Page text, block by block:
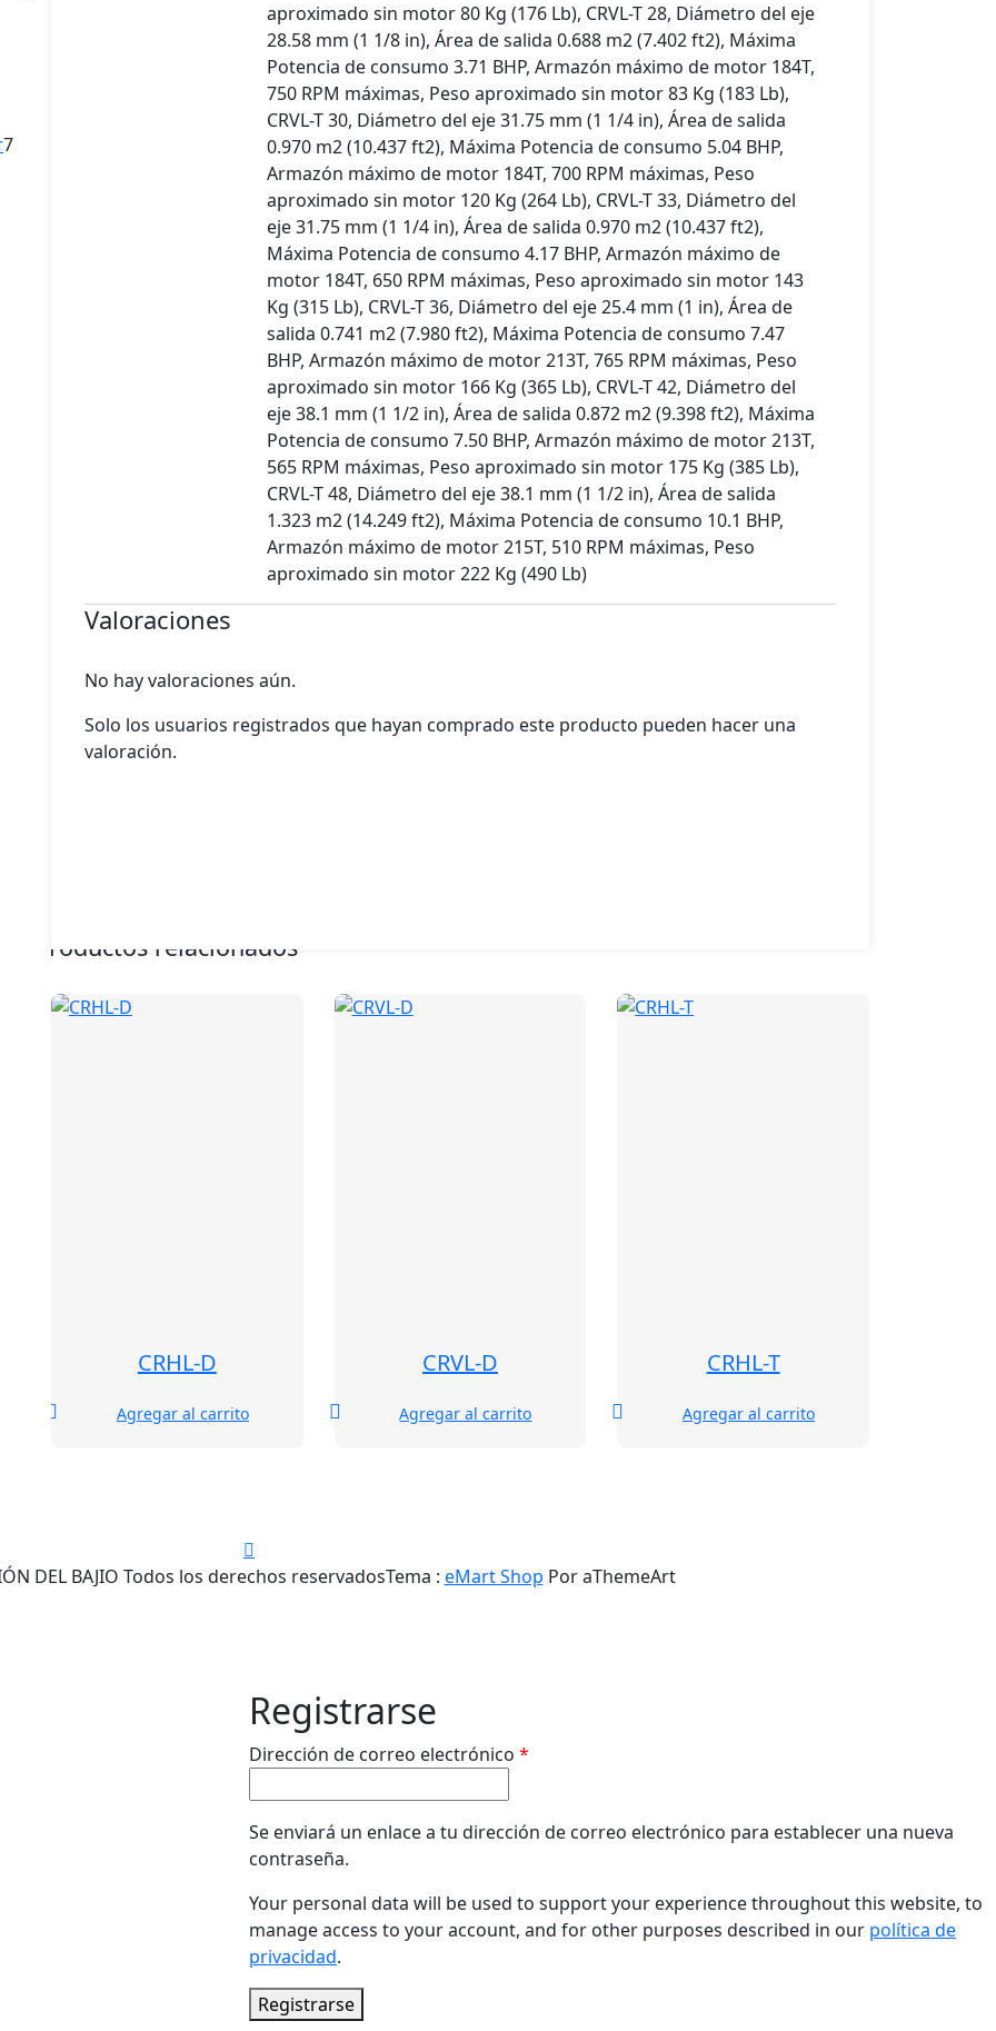
aproximado sin motor 80 Kg (176 Lb), CRVL-T 28, Diámetro del eje
28.58 mm (1 1/8 in), Área de salida 0.688 m2 (7.402 ft2), Máxima
Potencia de consumo 3.71 BHP, Armazón máximo de motor 184T,
750 RPM máximas, Peso aproximado sin motor 83 Kg (183 Lb),
CRVL-T 30, Diámetro del eje 31.75 mm (1 1/4 in), Área de salida
0.970 m2 (10.437 ft2), Máxima Potencia de consumo 5.04 BHP,
Armazón máximo de motor 184T, 700 RPM máximas, Peso
aproximado sin motor 120 Kg (264 Lb), CRVL-T 33, Diámetro del
eje 31.75 mm (1 1/4 in), Área de salida 0.970 m2 (10.437 ft2),
Máxima Potencia de consumo 4.17 BHP, Armazón máximo de
motor 184T, 650 RPM máximas, Peso aproximado sin motor 143
Kg (315 Lb), CRVL-T 36, Diámetro del eje 25.4 mm (1 in), Área de
salida 0.741 m2 (7.980 ft2), Máxima Potencia de consumo 7.47
BHP, Armazón máximo de motor 213T, 765 RPM máximas, Peso
aproximado sin motor 166 Kg (365 Lb), CRVL-T 42, Diámetro del
eje 38.1 mm (1 1/2 in), Área de salida 0.872 m2 (9.398 ft2), Máxima
Potencia de consumo 7.50 BHP, Armazón máximo de motor 213T,
565 RPM máximas, Peso aproximado sin motor 175 Kg (385 Lb),
CRVL-T 48, Diámetro del eje 38.1 mm (1 1/2 in), Área de salida
1.323 m2 (14.249 ft2), Máxima Potencia de consumo 10.1 BHP,
Armazón máximo de motor 215T, 510 RPM máximas, Peso
aproximado sin motor 222 Kg (490 Lb)
Valoraciones
No hay valoraciones aún.
Solo los usuarios registrados que hayan comprado este producto pueden hacer una
valoración.
Productos relacionados
CRHL-D
Agregar al carrito
CRVL-D
Agregar al carrito
CRHL-T
Agregar al carrito
77
DEL BAJIO Todos los derechos reservadosTema : eMart Shop Por aThemeArt
Registrarse
Dirección de correo electrónico *
Se enviará un enlace a tu dirección de correo electrónico para establecer una nueva
contraseña.
Your personal data will be used to support your experience throughout this website, to
manage access to your account, and for other purposes described in our política de
privacidad.
Registrarse